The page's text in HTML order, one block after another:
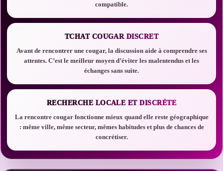
compatible.
TCHAT COUGAR DISCRET
Avant de rencontrer une cougar, la discussion aide à comprendre ses
attentes. C’est le meilleur moyen d’éviter les malentendus et les
échanges sans suite.
RECHERCHE LOCALE ET DISCRÈTE
La rencontre cougar fonctionne mieux quand elle reste géographique
: même ville, même secteur, mêmes habitudes et plus de chances de
concrétiser.